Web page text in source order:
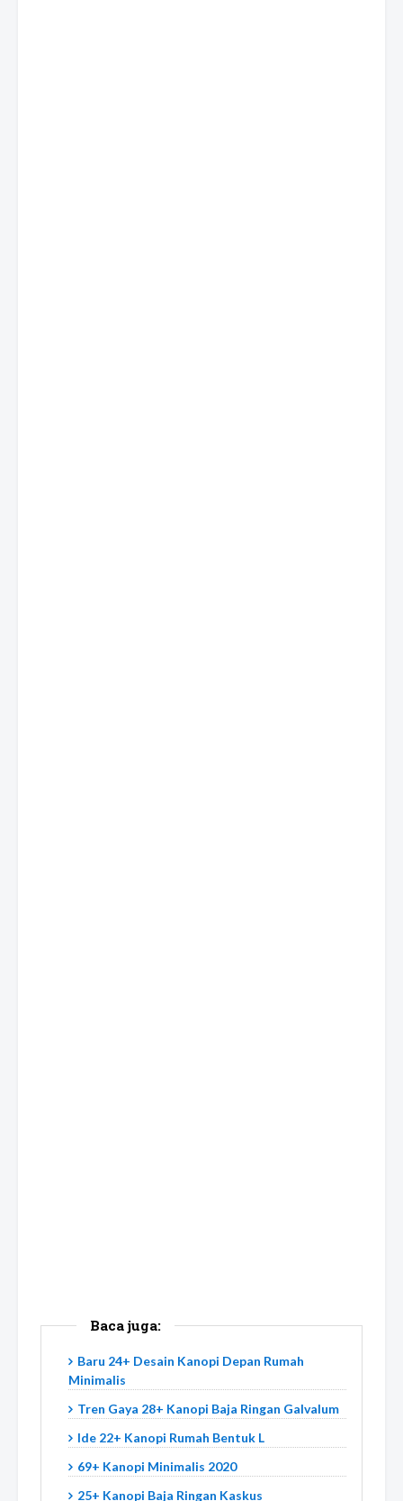
Baca juga:
Baru 24+ Desain Kanopi Depan Rumah
Minimalis
Tren Gaya 28+ Kanopi Baja Ringan Galvalum
Ide 22+ Kanopi Rumah Bentuk L
69+ Kanopi Minimalis 2020
25+ Kanopi Baja Ringan Kaskus